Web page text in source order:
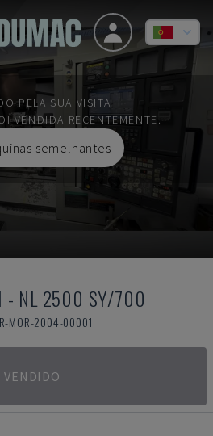
PELA SUA VISITA
VENDIDA RECENTEMENTE.
semelhantes
- NL 2500 SY/700
MOR-2004-00001
VENDIDO